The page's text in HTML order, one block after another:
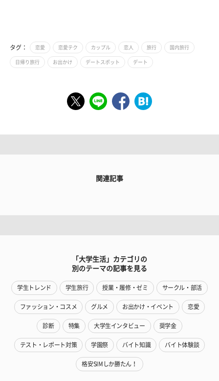
タグ： 恋愛 恋愛テク カップル 恋人 旅行 国内旅行
日帰り旅行 お出かけ デートスポット デート
関連記事
「大学生活」カテゴリの
別のテーマの記事を見る
学生トレンド 学生旅行 授業・履修・ゼミ サークル・部活
ファッション・コスメ グルメ お出かけ・イベント 恋愛
診断 特集 大学生インタビュー 奨学金
テスト・レポート対策 学園祭 バイト知識 バイト体験談
格安SIMしか勝たん！